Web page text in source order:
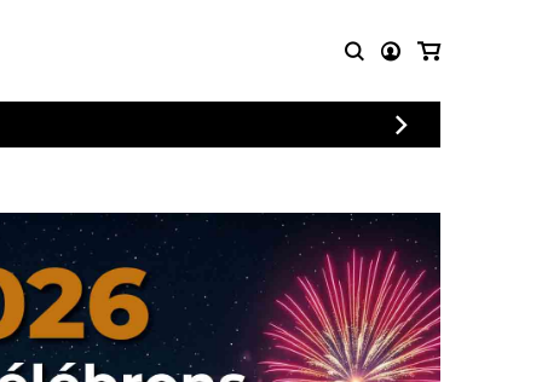
CONNEXION
ENSEMBLES
Chœur
Concerto
Musique de chambre
Orchestre
Quatuor de flûtes
Articles promotionnels
Cordes Knobloch
Disques compacts et
DVDs
Ouvrages théoriques
et livres